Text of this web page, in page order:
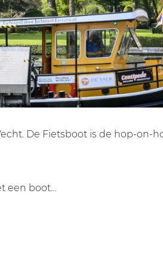
De Fietsboot is de hop-
een boot…